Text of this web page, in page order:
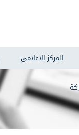
المركز الاعلامى